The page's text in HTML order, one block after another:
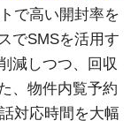
で高い開封率を
でSMSを活用す
減しつつ、回収
、物件内覧予約
対応時間を大幅